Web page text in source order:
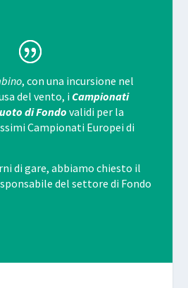
, con una incursione nel
del vento, i Campionati
di Fondo validi per la
Campionati Europei di
di gare, abbiamo chiesto il
del settore di Fondo